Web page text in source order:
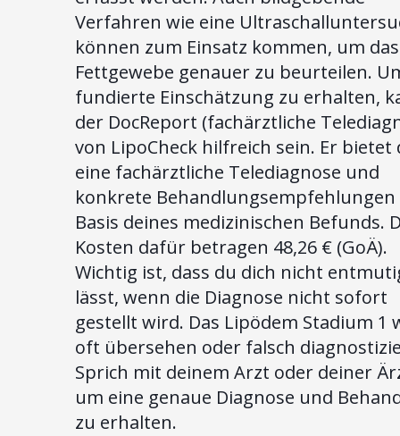
Verfahren wie eine
können zum Einsatz kommen, um das
Fettgewebe genauer zu beurteilen.
fundierte Einschätzung zu erhalten,
der DocReport (fachärztliche
von LipoCheck hilfreich sein. Er bietet
eine fachärztliche Telediagnose und
konkrete
Basis deines medizinischen Befunds.
Kosten dafür betragen 48,26 € (GoÄ).
Wichtig ist, dass du dich nicht
lässt, wenn die Diagnose nicht sofort
gestellt wird. Das Lipödem Stadium 1
oft übersehen oder falsch
Sprich mit deinem Arzt oder deiner
um eine genaue Diagnose und
zu erhalten.